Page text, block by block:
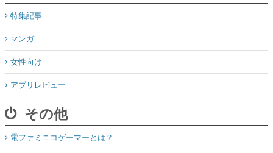
特集記事
マンガ
女性向け
アプリレビュー
その他
電ファミニコゲーマーとは？